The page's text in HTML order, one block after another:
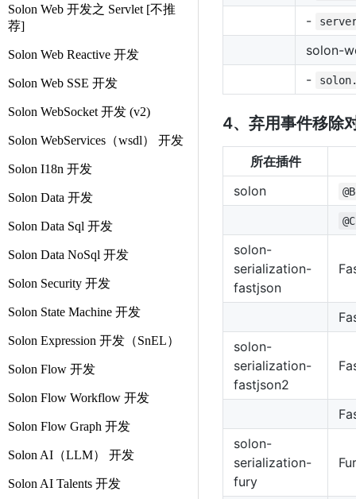
Solon Web 开发之 Servlet [不推
荐]
Solon Web Reactive 开发
Solon Web SSE 开发
Solon WebSocket 开发 (v2)
Solon WebServices（wsdl） 开发
Solon I18n 开发
Solon Data 开发
Solon Data Sql 开发
Solon Data NoSql 开发
Solon Security 开发
Solon State Machine 开发
Solon Expression 开发（SnEL）
Solon Flow 开发
Solon Flow Workflow 开发
Solon Flow Graph 开发
Solon AI（LLM） 开发
Solon AI Talents 开发
-
solon-
-
4、弃用事件移除
所在插件
solon
solon-
serialization-
fastjson
solon-
serialization-
fastjson2
solon-
serialization-
fury